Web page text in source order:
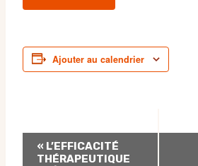
Ajouter au calendrier
Navigation
« L’EFFICACITÉ
THÉRAPEUTIQUE